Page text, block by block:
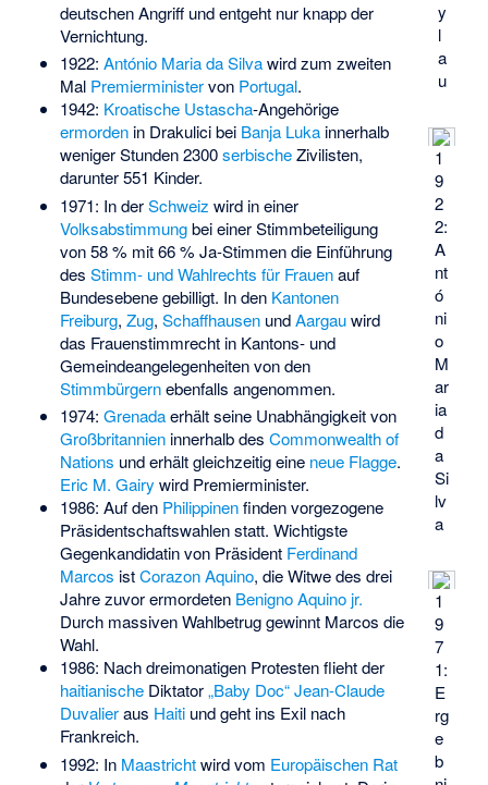
y
l
a
u
deutschen Angriff und entgeht nur knapp der
Vernichtung.
1
9
2
2:
A
nt
ó
ni
o
M
ar
ia
d
a
Si
lv
a
1922: António Maria da Silvawird zum zweiten
Mal Premierministervon Portugal.
1942: Kroatische Ustascha-Angehörige
ermordenin Drakulici bei Banja Lukainnerhalb
weniger Stunden 2300serbischeZivilisten,
darunter 551 Kinder.
1
9
7
1:
E
rg
e
b
1971: In derSchweiz wird in einer
Volksabstimmungbei einer Stimmbeteiligung
von 58 % mit 66 % Ja-Stimmen die Einführung
des Stimm- und Wahlrechts für Frauenauf
Bundesebene gebilligt. In den Kantonen
Freiburg, Zug, SchaffhausenundAargauwird
das Frauenstimmrecht in Kantons- und
Gemeindeangelegenheiten von den
Stimmbürgernebenfalls angenommen.
1974: Grenadaerhält seine Unabhängigkeit von
Großbritannieninnerhalb des Commonwealth of
Nations und erhält gleichzeitig eine neue Flagge.
Eric M. Gairy wird Premierminister.
1986: Auf den Philippinenfinden vorgezogene
Präsidentschaftswahlen statt. Wichtigste
Gegenkandidatin von Präsident Ferdinand
Marcos istCorazon Aquino, die Witwe des drei
Jahre zuvor ermordeten Benigno Aquino jr.
Durch massiven Wahlbetrug gewinnt Marcos die
Wahl.
1986: Nach dreimonatigen Protesten flieht der
haitianischeDiktator„Baby Doc“ Jean-Claude
Duvalieraus Haitiund geht ins Exil nach
Frankreich.
1992: In Maastrichtwird vom Europäischen Rat